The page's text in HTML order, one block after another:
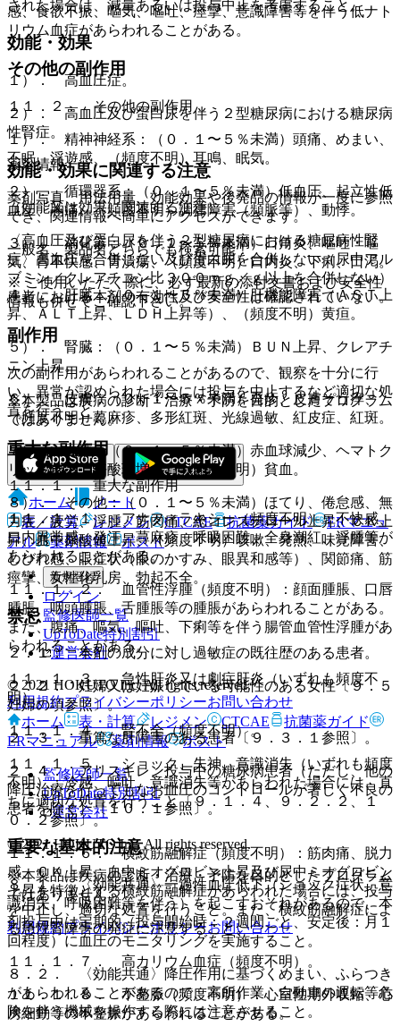
感、食欲不振、嘔気、嘔吐、痙攣、意識障害等を伴う低ナト
リウム血症があらわれることがある。
その他の副作用
１１．２． その他の副作用
１）． 精神神経系：（０．１〜５％未満）頭痛、めまい、
不眠、浮遊感、（頻度不明）耳鳴、眠気。
２）． 循環器系：（０．１〜５％未満）低血圧、起立性低
血圧、胸痛、（頻度不明）調律障害（頻脈等）、動悸。
３）． 消化器：（０．１〜５％未満）口角炎、嘔吐・嘔
気、胃不快感、胃潰瘍、（頻度不明）口内炎、下痢、口渇。
４）． 肝臓：（０．１〜５％未満）肝機能障害（ＡＳＴ上
昇、ＡＬＴ上昇、ＬＤＨ上昇等）、（頻度不明）黄疸。
５）． 腎臓：（０．１〜５％未満）ＢＵＮ上昇、クレアチ
ニン上昇。
６）． 皮膚：（０．１〜５％未満）発疹、皮膚そう痒、
（頻度不明）蕁麻疹、多形紅斑、光線過敏、紅皮症、紅斑。
７）． 血液：（０．１〜５％未満）赤血球減少、ヘマトク
リット低下、好酸球増多、（頻度不明）貧血。
８）． その他：（０．１〜５％未満）ほてり、倦怠感、無
力症／疲労、浮腫、筋肉痛、総コレステロール上昇、ＣＫ上
昇、血中尿酸値上昇、（頻度不明）咳嗽、発熱、味覚障害、
しびれ感、眼症状（眼のかすみ、眼異和感等）、関節痛、筋
痙攣、女性化乳房、勃起不全。
禁忌
２．１． 本剤の成分に対し過敏症の既往歴のある患者。
２．２． 妊婦又は妊娠している可能性のある女性〔９．５
妊婦の項参照〕。
２．３． 重篤な肝障害のある患者〔９．３．１参照〕。
２．４． アリスキレン投与中の糖尿病患者（ただし、他の
降圧治療を行ってもなお血圧のコントロールが著しく不良の
患者を除く）〔１０．１参照〕。
重要な基本的注意
８．１． 〈効能共通〉一過性血圧低下（ショック症状、意
識消失、呼吸困難等を伴う）を起こすおそれがあるので、本
剤投与中は定期的（投与開始時：２週間ごと、安定後：月１
回程度）に血圧のモニタリングを実施すること。
８．２． 〈効能共通〉降圧作用に基づくめまい、ふらつき
があらわれることがあるので、高所作業、自動車の運転等危
険を伴う機械を操作する際には注意させること。
された場合は、減量あるいは投与中止を考慮すること。
効能・効果
１）． 高血圧症。
２）． 高血圧及び蛋白尿を伴う２型糖尿病における糖尿病
性腎症。
効能・効果に関連する注意
（効能又は効果に関連する注意）
〈高血圧及び蛋白尿を伴う２型糖尿病における糖尿病性腎
症〉高血圧を合併しない及び蛋白尿を合併しない（尿中アル
ブミン／クレアチニン比３００ｍｇ／ｇ以上を合併しない）
患者における本剤の有効性及び安全性は確認されていない。
副作用
次の副作用があらわれることがあるので、観察を十分に行
い、異常が認められた場合には投与を中止するなど適切な処
置を行うこと。
重大な副作用
１１．１． 重大な副作用
１１．１．１． アナフィラキシー（頻度不明）：不快感、
口内異常感、発汗、蕁麻疹、呼吸困難、全身潮紅、浮腫等が
あらわれることがある。
１１．１．２． 血管性浮腫（頻度不明）：顔面腫脹、口唇
腫脹、咽頭腫脹、舌腫脹等の腫脹があらわれることがある。
また、腹痛、嘔気、嘔吐、下痢等を伴う腸管血管性浮腫があ
らわれることがある。
１１．１．３． 急性肝炎又は劇症肝炎（いずれも頻度不
明）。
１１．１．４． 腎不全（頻度不明）。
１１．１．５． ショック、失神、意識消失（いずれも頻度
不明）：冷感、嘔吐、意識消失等があらわれた場合には、直
ちに適切な処置を行うこと〔９．１．４、９．２．２、１
０．２参照〕。
１１．１．６． 横紋筋融解症（頻度不明）：筋肉痛、脱力
感、ＣＫ上昇、血中ミオグロビン上昇及び尿中ミオグロビン
上昇を特徴とする横紋筋融解症があらわれた場合には、投与
を中止し、適切な処置を行うこと。また、横紋筋融解症によ
る急性腎障害の発症に注意すること。
１１．１．７． 高カリウム血症（頻度不明）。
１１．１．８． 不整脈（頻度不明）：心室性期外収縮、心
房細動等の不整脈があらわれることがある。
薬剤情報
薬剤写真、用法用量、効能効果や後発品の情報が一度に参照
でき、関連情報へ簡単にアクセスができます。
一般名、製品名どちらでも検索可能！
※ ご使用いただく際に、必ず最新の添付文書および安全性
情報も併せてご確認下さい。
※本製品は疾病の診断・治療・予防を目的としたプログラム
ではありません。
ホーム
ノート
表・計算
レジメン CTCAE 抗菌薬ガイド
ERマニュ
アル
薬剤情報 ポスト
新規登録
ログイン
監修医師一覧
UpToDate特別割引
運営会社
© 2021 HOKUTO Inc. All rights reserved.
利用規約プライバシーポリシーお問い合わせ
ホーム
表・計算 レジメン CTCAE
抗菌薬ガイド
ERマニュアル
薬剤情報 ポスト
監修医師一覧
UpToDate特別割引
運営会社
© 2021 HOKUTO Inc. All rights reserved.
※本製品は疾病の診断・治療・予防を目的としたプログラム
ではありません。
利用規約プライバシーポリシーお問い合わせ